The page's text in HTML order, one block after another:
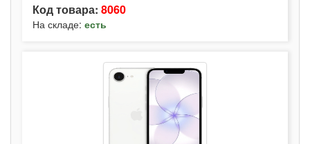
Код товара: 8060
На складе: есть